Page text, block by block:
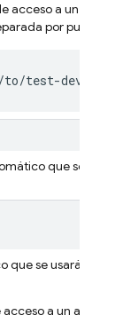
acceso a un
por punto y
to/test-
que se
que se usará
a un